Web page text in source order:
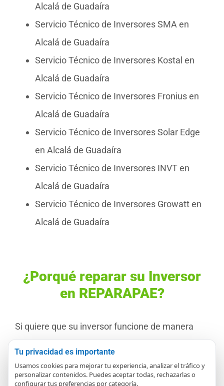
Alcalá de Guadaíra
Servicio Técnico de Inversores SMA en
Alcalá de Guadaíra
Servicio Técnico de Inversores Kostal en
Alcalá de Guadaíra
Servicio Técnico de Inversores Fronius en
Alcalá de Guadaíra
Servicio Técnico de Inversores Solar Edge
en Alcalá de Guadaíra
Servicio Técnico de Inversores INVT en
Alcalá de Guadaíra
Servicio Técnico de Inversores Growatt en
Alcalá de Guadaíra
¿Porqué reparar su Inversor
en REPARAPAE?
Si quiere que su inversor funcione de manera
longevidad y una producción óptima en su
instalación de placas solares, un servicio
Tu privacidad es importante
Usamos cookies para mejorar tu experiencia, analizar el tráfico y
personalizar contenidos. Puedes aceptar todas, rechazarlas o
configurar tus preferencias por categoría.